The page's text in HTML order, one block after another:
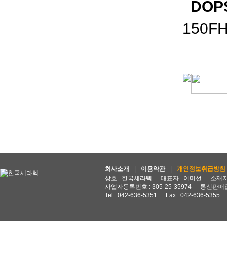
회사소개 이용약관
개인정보취급방침
상호 : 한국세라텍
대표자 : 이미선
소재
사업자등록번호 : 305-25-35974
통신판매
Tel : 042-636-5351
Fax : 042-636-5355